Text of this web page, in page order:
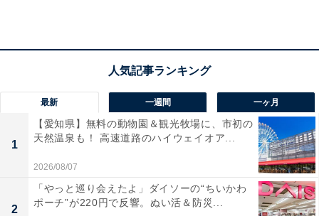
川ICから車で35分
料金
大人1名（参考価格）：1万8700円
※料金は公式Webサイト参考価格
チェックイン・チェックアウト
最新 一週間 一ヶ月
1
【愛知県】無料の動物園＆観光牧場に、市初の
天然温泉も！ 高速道路のハイウェイオア...
2026/08/07
2
「やっと巡り会えたよ」ダイソーの“ちいかわ
ポーチ”が220円で反響。ぬい活＆防災...